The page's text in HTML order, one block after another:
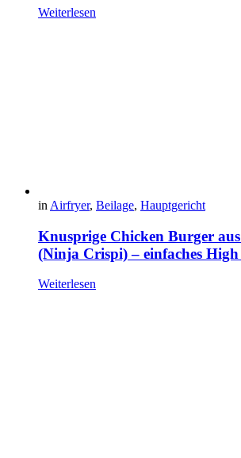
Weiterlesen
in Airfryer, Beilage, Hauptgericht
Knusprige Chicken Burger
(Ninja Crispi) – einfaches
Weiterlesen